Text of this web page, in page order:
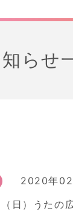
らせ
2020年02
（日）うた